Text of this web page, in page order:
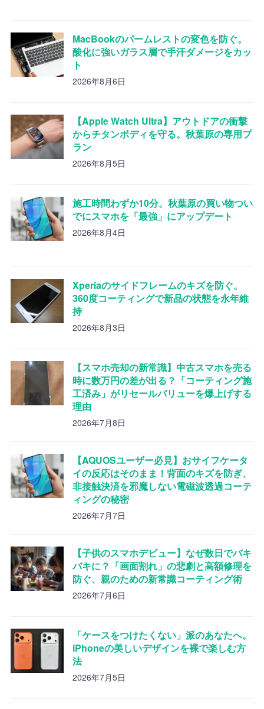
MacBookのパームレストの変色を防ぐ。
酸化に強いガラス層で手汗ダメージをカッ
ト
2026年8月6日
【Apple Watch Ultra】アウトドアの衝撃
からチタンボディを守る。秋葉原の専用プ
ラン
2026年8月5日
施工時間わずか10分。秋葉原の買い物つい
でにスマホを「最強」にアップデート
2026年8月4日
Xperiaのサイドフレームのキズを防ぐ。
360度コーティングで新品の状態を永年維
持
2026年8月3日
【スマホ売却の新常識】中古スマホを売る
時に数万円の差が出る？「コーティング施
工済み」がリセールバリューを爆上げする
理由
2026年7月8日
【AQUOSユーザー必見】おサイフケータ
イの反応はそのまま！背面のキズを防ぎ、
非接触決済を邪魔しない電磁波透過コーテ
ィングの秘密
2026年7月7日
【子供のスマホデビュー】なぜ数日でバキ
バキに？「画面割れ」の悲劇と高額修理を
防ぐ、親のための新常識コーティング術
2026年7月6日
「ケースをつけたくない」派のあなたへ。
iPhoneの美しいデザインを裸で楽しむ方
法
2026年7月5日